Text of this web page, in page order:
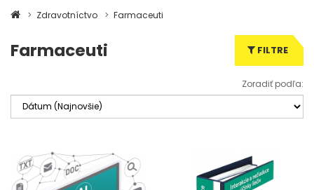
Zdravotníctvo
Farmaceuti
Farmaceuti FILTRE
Zoradiť podľa: